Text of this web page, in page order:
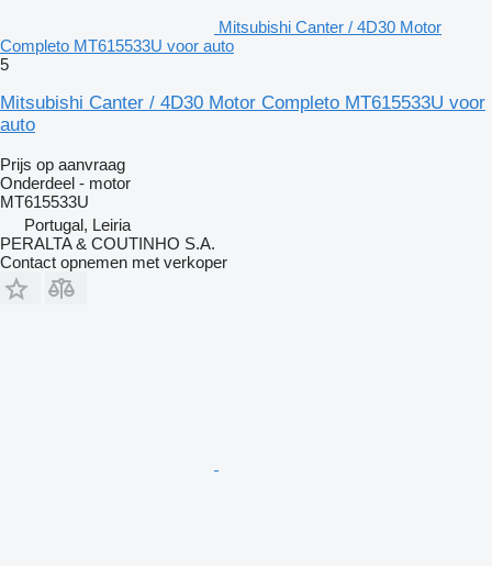
Mitsubishi Canter / 4D30 Motor
Completo MT615533U voor auto
5
Mitsubishi Canter / 4D30 Motor Completo MT615533U voor
auto
Prijs op aanvraag
Onderdeel - motor
MT615533U
Portugal, Leiria
PERALTA & COUTINHO S.A.
Contact opnemen met verkoper